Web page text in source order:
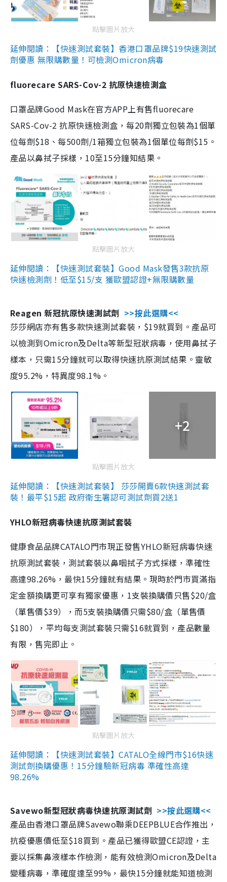
點擊圖片放大
延伸閱讀：【快速測試套裝】香港口罩品牌$19快速測試
劑優惠 無限購數量！可檢測Omicron病毒
fluorecare SARS-Cov-2 抗原快速檢測盒
口罩品牌Good Mask在官方APP上有售fluorecare
SARS-Cov-2 抗原快速檢測盒，每20劑獨立包裝為1個單
位每劑$18、每500劑/1箱獨立包裝為1個單位每劑$15。
產品以鼻拭子採樣，10至15分鐘知結果。
點擊圖片放大
延伸閱讀：【快速測試套裝】Good Mask發售3款抗原
快速檢測劑！低至$15/支 獲歐盟認證+無限購數量
Reagen 新冠抗原快速測試劑 >>按此選購<<
莎莎網店亦有售多款快速測試套裝，$19就買到。產品可
以檢測到Omicron及Delta等新型冠狀病毒，使用鼻拭子
樣本，只需15分鐘就可以取得快速抗原測試結果。靈敏
度95.2%，特異度98.1%。
+2
點擊圖片放大
延伸閱讀：【快速測試套裝】 莎莎開賣6款快速測試套
裝！最平$15起 政府衛生署認可測試劑買2送1
YHLO新冠病毒快速抗原測試套裝
健康食品品牌CATALO門市現正發售YHLO新冠病毒快速
抗原測試套裝，測試套裝以鼻咽拭子方式採樣，準確性
高達98.26%，最快15分鐘就有結果。現時於門市買滿指
定金額換購更可享有獨家優惠，1支裝換購價只售$20/盒
（單售價$39），而5支裝換購價只需$80/盒（單售價
$180），平均每支測試套裝只需$16就買到，產品數量
有限，售完即止。
點擊圖片放大
延伸閱讀：【快速測試套裝】CATALO全線門市$16快速
測試劑換購優惠！15分鐘驗新冠病毒 準確性高達
98.26%
Savewo新型冠狀病毒快速抗原測試劑 >>按此選購<<
產品由香港口罩品牌Savewo聯乘DEEPBLUE合作推出，
抗疫優惠價低至$18買到。產品已獲得歐盟CE認證，主
要以採集鼻液樣本作檢測，能有效檢測Omicron及Delta
變種病毒，準確度達至99%，最快15分鐘就能知道檢測